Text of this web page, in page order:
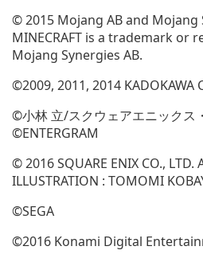
© 2015 Mojang AB and Mojang
MINECRAFT is a trademark or
Mojang Synergies AB.
©2009, 2011, 2014 KADOKAWA
©小林 立/スクウェアエニックス
©ENTERGRAM
© 2016 SQUARE ENIX CO.,
ILLUSTRATION : TOMOMI
©SEGA
©2016 Konami Digital